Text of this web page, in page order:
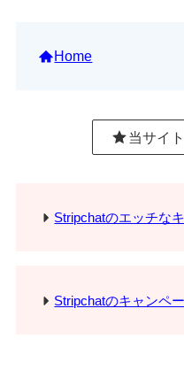
Home
当サイ
Stripchatのエッチな
Stripchatのキャンペ